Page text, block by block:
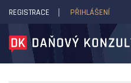
DAŇOVÝ
REGISTRACE PŘIHLÁŠENÍ